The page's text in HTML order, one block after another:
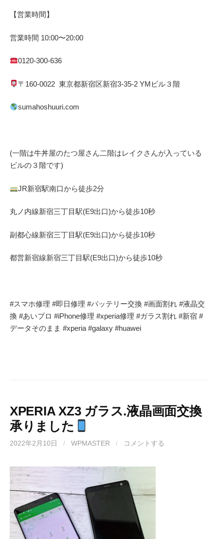
【営業時間】
営業時間 10:00〜20:00
0120-300-636
〒 160-0022 東京都新宿区新宿3-35-2 YMビル３階
sumahoshuuri.com
(一階は牛丼屋のたつ屋さん二階はレイクさんが入っている
ビルの３階です)
JR新宿駅南口から徒歩2分
丸ノ内線新宿三丁目駅(E9出口)から徒歩10秒
副都心線新宿三丁目駅(E9出口)から徒歩10秒
都営新宿線新宿三丁目駅(E9出口)から徒歩10秒
#スマホ修理 #即日修理 #バッテリー交換 #画面割れ #液晶交
換 #あいプロ #iPhone修理 #xperia修理 #ガラス割れ #新宿 #
データそのまま #xperia #galaxy #huawei
XPERIA XZ3 ガラス.液晶画面交換
承りました
2022年2月10日 / WPMASTER / コメントする